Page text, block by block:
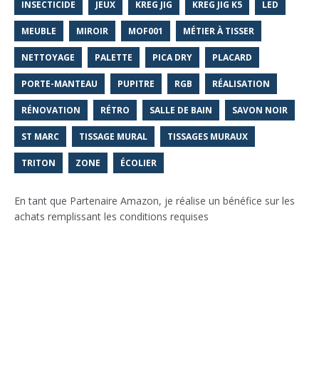
INSECTICIDE JEUX KREG JIG KREG JIG K5 LED
MEUBLE MIROIR MOF001 MÉTIER À TISSER
NETTOYAGE PALETTE PICA DRY PLACARD
PORTE-MANTEAU PUPITRE RGB RÉALISATION
RÉNOVATION RÉTRO SALLE DE BAIN SAVON NOIR
ST MARC TISSAGE MURAL TISSAGES MURAUX
TRITON ZONE ÉCOLIER
En tant que Partenaire Amazon, je réalise un bénéfice sur les
achats remplissant les conditions requises